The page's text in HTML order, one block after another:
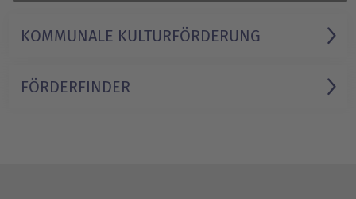
KOMMUNALE KULTUR­FÖRDERUNG
FÖRDERFINDER